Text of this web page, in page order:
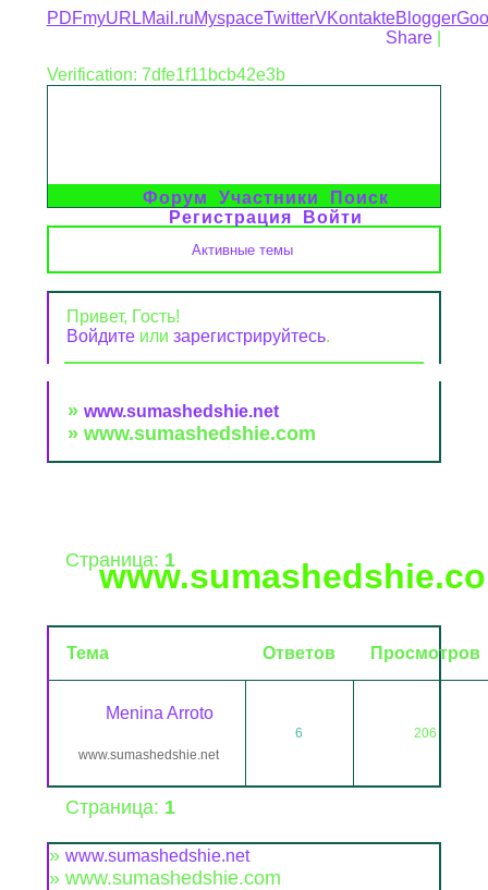
PDFmyURLMail.ruMyspaceTwitterVKontakteBlogger
Share
Verification: 7dfe1f11bcb42e3b
Форум Участники
Поиск
Регистрация
Войти
Активные темы
Привет, Гость!
Войдитеили зарегистрируйтесь.
»www.sumashedshie.net
»www.sumashedshie.com
Страница: 1
Тема Ответов Просмотров
Menina Arroto
www.sumashedshie.net
6 206
Страница: 1
» www.sumashedshie.net
» www.sumashedshie.com